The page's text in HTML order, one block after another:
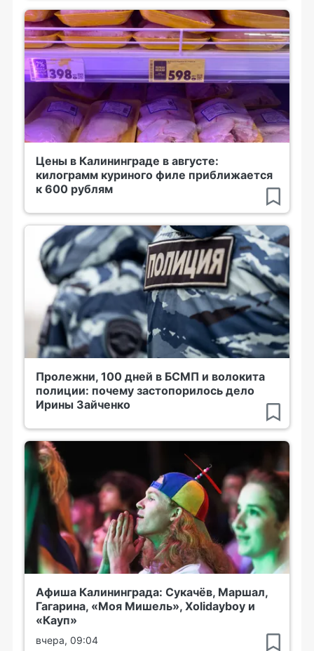
Цены в Калининграде в августе:
килограмм куриного филе приближается
к 600 рублям
Пролежни, 100 дней в БСМП и волокита
полиции: почему застопорилось дело
Ирины Зайченко
Афиша Калининграда: Сукачёв, Маршал,
Гагарина, «Моя Мишель», Xolidayboy и
«Кауп»
вчера, 09:04